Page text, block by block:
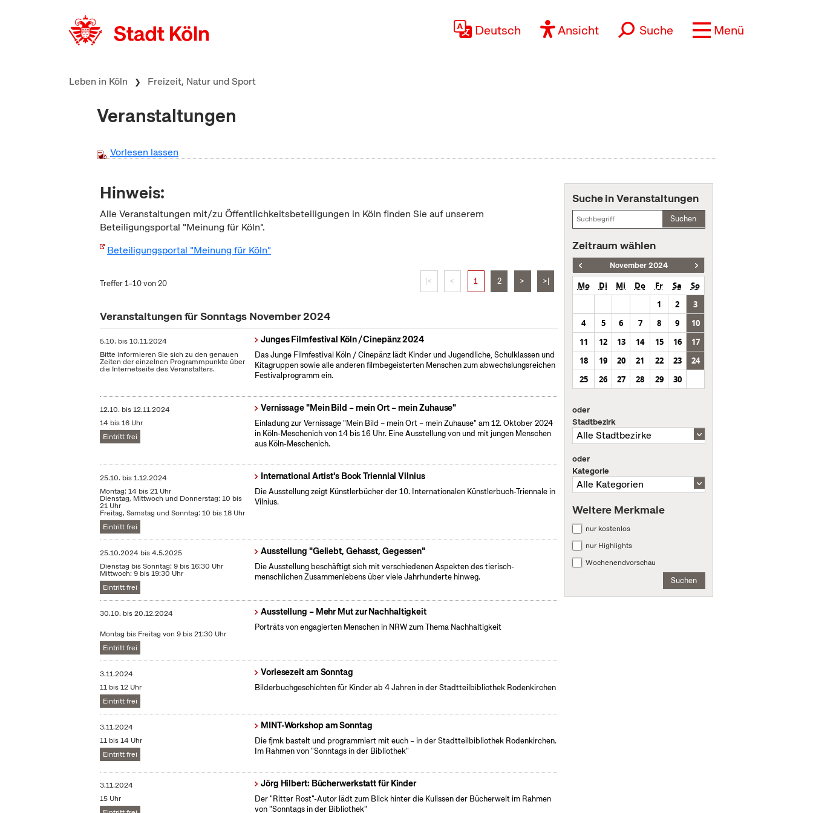
Deutsch Ansicht Suche Menü
Leben in Köln Freizeit, Natur und Sport
Veranstaltungen
Vorlesen lassen
Hinweis:
Alle Veranstaltungen mit/zu Öffentlichkeitsbeteiligungen in Köln finden Sie auf unserem
Beteiligungsportal "Meinung für Köln".
Beteiligungsportal "Meinung für Köln"
Treffer 1–10 von 20 |< < 1 2 > >|
Veranstaltungen für Sonntags November 2024
5.10. bis10.11.2024
Bitte informieren Sie sich zu den genauen
Zeiten der einzelnen Programmpunkte über
die Internetseite des Veranstalters.
Junges Filmfestival Köln / Cinepänz 2024
Das Junge Filmfestival Köln / Cinepänz lädt Kinder und Jugendliche, Schulklassen und
Kitagruppen sowie alle anderen filmbegeisterten Menschen zum abwechslungsreichen
Festivalprogramm ein.
12.10. bis12.11.2024
14 bis 16 Uhr
Eintritt frei
Vernissage "Mein Bild – mein Ort – mein Zuhause"
Einladung zur Vernissage "Mein Bild – mein Ort – mein Zuhause" am 12. Oktober 2024
in Köln-Meschenich von 14 bis 16 Uhr. Eine Ausstellung von und mit jungen Menschen
aus Köln-Meschenich.
25.10. bis1.12.2024
Montag: 14 bis 21 Uhr
Dienstag, Mittwoch und Donnerstag: 10 bis
21 Uhr
Freitag, Samstag und Sonntag: 10 bis 18 Uhr
Eintritt frei
International Artist's Book Triennial Vilnius
Die Ausstellung zeigt Künstlerbücher der 10. Internationalen Künstlerbuch-Triennale in
Vilnius.
25.10.2024 bis4.5.2025
Dienstag bis Sonntag: 9 bis 16:30 Uhr
Mittwoch: 9 bis 19:30 Uhr
Eintritt frei
Ausstellung "Geliebt, Gehasst, Gegessen"
Die Ausstellung beschäftigt sich mit verschiedenen Aspekten des tierisch-
menschlichen Zusammenlebens über viele Jahrhunderte hinweg.
30.10. bis20.12.2024
Montag bis Freitag von 9 bis 21:30 Uhr
Eintritt frei
Ausstellung – Mehr Mut zur Nachhaltigkeit
Porträts von engagierten Menschen in NRW zum Thema Nachhaltigkeit
3.11.2024
11 bis 12 Uhr
Eintritt frei
Vorlesezeit am Sonntag
Bilderbuchgeschichten für Kinder ab 4 Jahren in der Stadtteilbibliothek Rodenkirchen
3.11.2024
11 bis 14 Uhr
Eintritt frei
MINT-Workshop am Sonntag
Die fjmk bastelt und programmiert mit euch – in der Stadtteilbibliothek Rodenkirchen.
Im Rahmen von "Sonntags in der Bibliothek"
3.11.2024
15 Uhr
Jörg Hilbert: Bücherwerkstatt für Kinder
Der "Ritter Rost"-Autor lädt zum Blick hinter die Kulissen der Bücherwelt im Rahmen
von "Sonntags in der Bibliothek"
Suche in Veranstaltungen
Suchen
Zeitraum wählen
November 2024
Mo Di Mi Do Fr Sa
So
1
2
3
4
5 6 7 8 9
10
11
12 13 14 15 16
17
18
19 20 21 22 23
24
25
26 27 28 29 30
oder
Stadtbezirk
oder
Kategorie
Weitere Merkmale
nur kostenlos
nur Highlights
Wochenendvorschau
Suchen